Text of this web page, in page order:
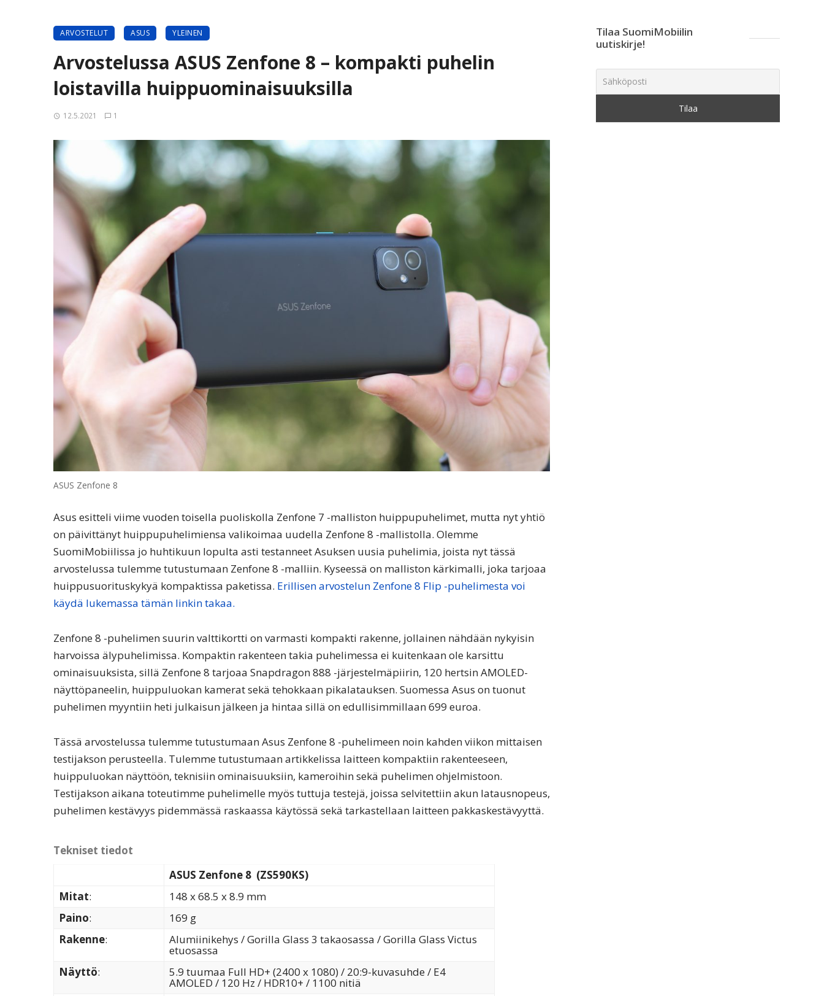
ARVOSTELUT ASUS YLEINEN
Arvostelussa ASUS Zenfone 8 – kompakti puhelin
loistavilla huippuominaisuuksilla
12.5.2021 1
ASUS Zenfone 8
Asus esitteli viime vuoden toisella puoliskolla Zenfone 7 -malliston huippupuhelimet, mutta nyt yhtiö
on päivittänyt huippupuhelimiensa valikoimaa uudella Zenfone 8 -mallistolla. Olemme
SuomiMobiilissa jo huhtikuun lopulta asti testanneet Asuksen uusia puhelimia, joista nyt tässä
arvostelussa tulemme tutustumaan Zenfone 8 -malliin. Kyseessä on malliston kärkimalli, joka tarjoaa
huippusuorituskykyä kompaktissa paketissa. Erillisen arvostelun Zenfone 8 Flip -puhelimesta voi
käydä lukemassa tämän linkin takaa.
Zenfone 8 -puhelimen suurin valttikortti on varmasti kompakti rakenne, jollainen nähdään nykyisin
harvoissa älypuhelimissa. Kompaktin rakenteen takia puhelimessa ei kuitenkaan ole karsittu
ominaisuuksista, sillä Zenfone 8 tarjoaa Snapdragon 888 -järjestelmäpiirin, 120 hertsin AMOLED-
näyttöpaneelin, huippuluokan kamerat sekä tehokkaan pikalatauksen. Suomessa Asus on tuonut
puhelimen myyntiin heti julkaisun jälkeen ja hintaa sillä on edullisimmillaan 699 euroa.
Tässä arvostelussa tulemme tutustumaan Asus Zenfone 8 -puhelimeen noin kahden viikon mittaisen
testijakson perusteella. Tulemme tutustumaan artikkelissa laitteen kompaktiin rakenteeseen,
huippuluokan näyttöön, teknisiin ominaisuuksiin, kameroihin sekä puhelimen ohjelmistoon.
Testijakson aikana toteutimme puhelimelle myös tuttuja testejä, joissa selvitettiin akun latausnopeus,
puhelimen kestävyys pidemmässä raskaassa käytössä sekä tarkastellaan laitteen pakkaskestävyyttä.
Tekniset tiedot
ASUS Zenfone 8 (ZS590KS)
Mitat:
148 x 68.5 x 8.9 mm
Paino:
169 g
Rakenne: Alumiinikehys / Gorilla Glass 3 takaosassa / Gorilla Glass Victus
etuosassa
Näyttö: 5.9 tuumaa Full HD+ (2400 x 1080) / 20:9-kuvasuhde / E4
AMOLED / 120 Hz / HDR10+ / 1100 nitiä
Tilaa SuomiMobiilin
uutiskirje!